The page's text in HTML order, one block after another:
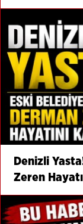
Denizli
Zeren